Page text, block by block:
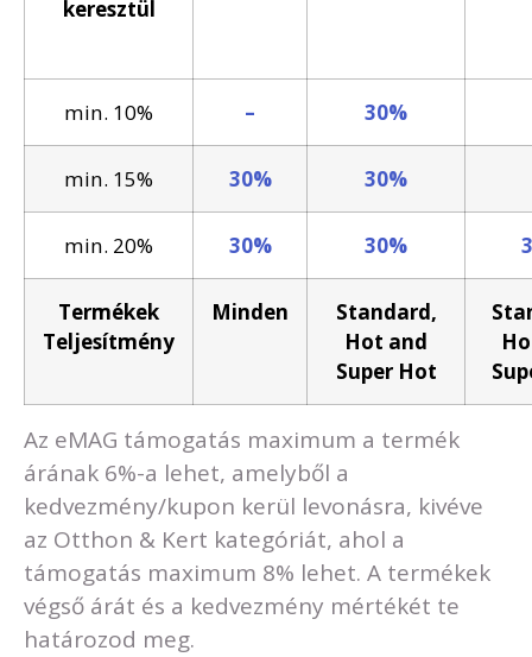
keresztül
min. 10% – 30%
min. 15% 30% 30%
min. 20% 30% 30%
Termékek
Teljesítmény
Minden
Standard,
Hot and
Super Hot
Az eMAG támogatás maximum a termék
árának 6%-a lehet, amelyből a
kedvezmény/kupon kerül levonásra, kivéve
az Otthon & Kert kategóriát, ahol a
támogatás maximum 8% lehet. A termékek
végső árát és a kedvezmény mértékét te
határozod meg.